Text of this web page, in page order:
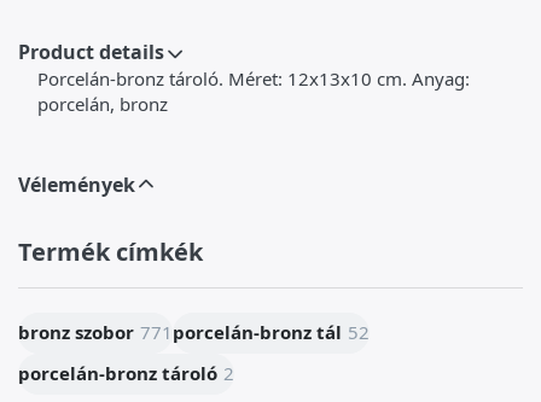
Product details
Porcelán-bronz tároló. Méret: 12x13x10 cm. Anyag:
porcelán, bronz
Vélemények
Termék címkék
bronz szobor 771 porcelán-bronz tál 52
porcelán-bronz tároló 2